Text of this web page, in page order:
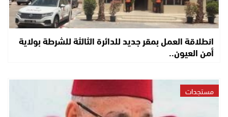
انطلاقة العمل بمقر جديد للدائرة الثالثة للشرطة بولاية
أمن العيون..
مستجدات